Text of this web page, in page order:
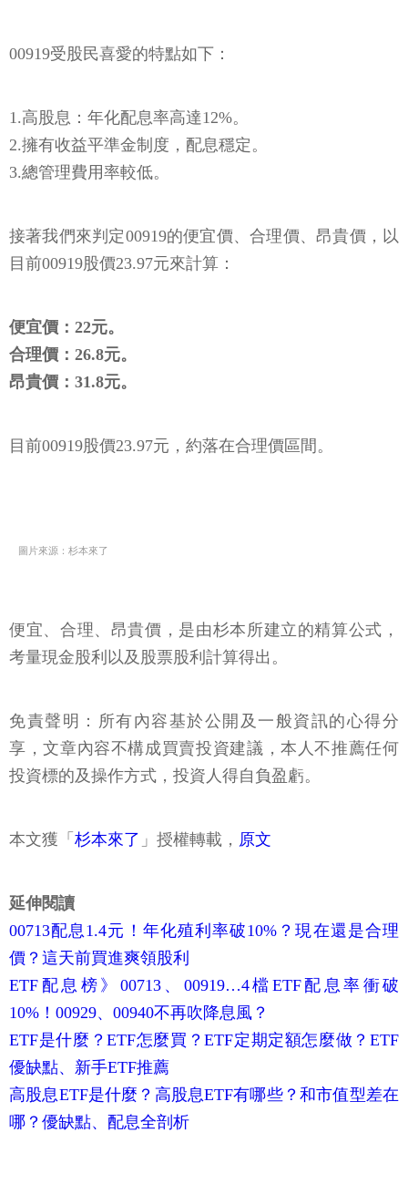
00919受股民喜愛的特點如下：
1.高股息：年化配息率高達12%。
2.擁有收益平準金制度，配息穩定。
3.總管理費用率較低。
接著我們來判定00919的便宜價、合理價、昂貴價，以
目前00919股價23.97元來計算：
便宜價：22元。
合理價：26.8元。
昂貴價：31.8元。
目前00919股價23.97元，約落在合理價區間。
圖片來源：杉本來了
便宜、合理、昂貴價，是由杉本所建立的精算公式，
考量現金股利以及股票股利計算得出。
免責聲明：所有內容基於公開及一般資訊的心得分
享，文章內容不構成買賣投資建議，本人不推薦任何
投資標的及操作方式，投資人得自負盈虧。
本文獲「 杉本來了 」授權轉載， 原文
延伸閱讀
00713配息1.4元！年化殖利率破10%？現在還是合理
價？這天前買進爽領股利
ETF配息榜》00713、00919…4檔ETF配息率衝破
10%！00929、00940不再吹降息風？
ETF是什麼？ETF怎麼買？ETF定期定額怎麼做？ETF
優缺點、新手ETF推薦
高股息ETF是什麼？高股息ETF有哪些？和市值型差在
哪？優缺點、配息全剖析